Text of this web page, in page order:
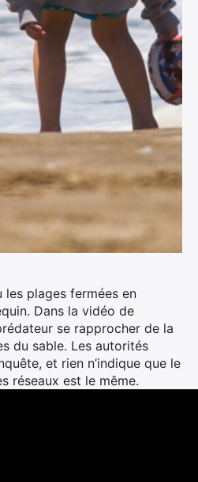
les plages fermées en
Dans la vidéo de
se rapprocher de la
du sable. Les autorités
et rien n’indique que le
réseaux est le même.